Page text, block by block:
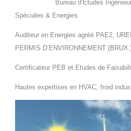
Bureau d’Etudes Ingénieur-
Spéciales & Energies
Auditeur en Energies agréé PAE2,
PERMIS D’ENVIRONNEMENT
Certificateur PEB et Etudes de
Hautes expertises en HVAC, froid